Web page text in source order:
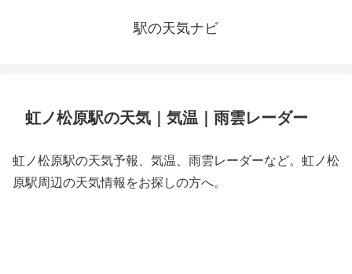
駅の天気ナビ
虹ノ松原駅の天気｜気温｜雨雲レーダー
虹ノ松原駅の天気予報、気温、雨雲レーダーなど。虹ノ松
原駅周辺の天気情報をお探しの方へ。